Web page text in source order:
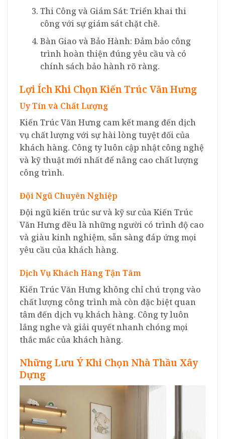
Thi Công và Giám Sát: Triển khai thi
công với sự giám sát chặt chẽ.
Bàn Giao và Bảo Hành: Đảm bảo công
trình hoàn thiện đúng yêu cầu và có
chính sách bảo hành rõ ràng.
Lợi Ích Khi Chọn Kiến Trúc Văn Hưng
Uy Tín và Chất Lượng
Kiến Trúc Văn Hưng cam kết mang đến dịch
vụ chất lượng với sự hài lòng tuyệt đối của
khách hàng. Công ty luôn cập nhật công nghệ
và kỹ thuật mới nhất để nâng cao chất lượng
công trình.
Đội Ngũ Chuyên Nghiệp
Đội ngũ kiến trúc sư và kỹ sư của Kiến Trúc
Văn Hưng đều là những người có trình độ cao
và giàu kinh nghiệm, sẵn sàng đáp ứng mọi
yêu cầu của khách hàng.
Dịch Vụ Khách Hàng Tận Tâm
Kiến Trúc Văn Hưng không chỉ chú trọng vào
chất lượng công trình mà còn đặc biệt quan
tâm đến dịch vụ khách hàng. Công ty luôn
lắng nghe và giải quyết nhanh chóng mọi
thắc mắc của khách hàng.
Những Lưu Ý Khi Chọn Nhà Thầu Xây
Dựng